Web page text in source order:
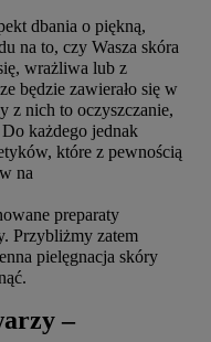
dbania o piękną,
na to, czy Wasza skóra
wrażliwa lub z
będzie zawierało się w
z nich to oczyszczanie,
każdego jednak
które z pewnością
na
preparaty
Przybliżmy zatem
pielęgnacja skóry
–